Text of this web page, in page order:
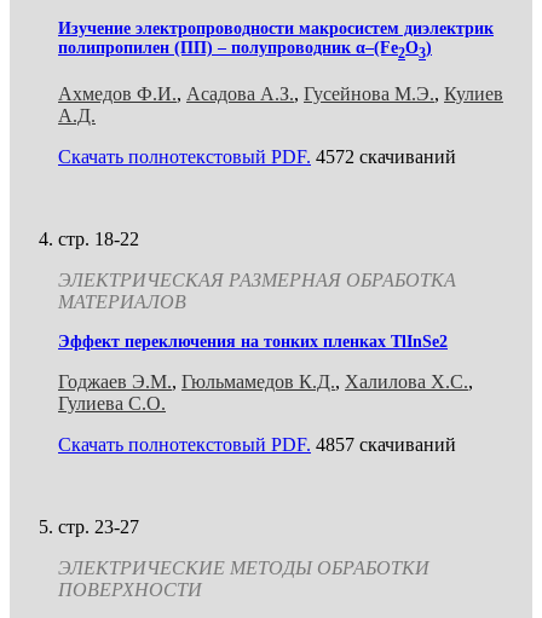
Изучение электропроводности макросистем диэлектрик
полипропилен (ПП) – полупроводник α–(Fе2O3)
Ахмедов Ф.И., Асадова А.З., Гусейнова М.Э., Кулиев
А.Д.
Скачать полнотекстовый PDF. 4572 скачиваний
стр. 18-22
ЭЛЕКТРИЧЕСКАЯ РАЗМЕРНАЯ ОБРАБОТКА
МАТЕРИАЛОВ
Эффект переключения на тонких пленках TlInSe2
Годжаев Э.М., Гюльмамедов К.Д., Халилова Х.С.,
Гулиева С.О.
Скачать полнотекстовый PDF. 4857 скачиваний
стр. 23-27
ЭЛЕКТРИЧЕСКИЕ МЕТОДЫ ОБРАБОТКИ
ПОВЕРХНОСТИ